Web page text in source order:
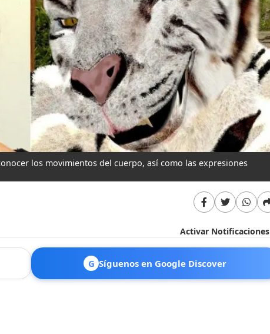
los movimientos del cuerpo, así como las expresiones
Activar Notificaciones
G Síguenos en Google Discover